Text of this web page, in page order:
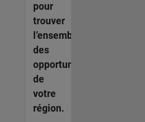
pour
trouver
l’ensemble
des
opportunités
de
votre
région.